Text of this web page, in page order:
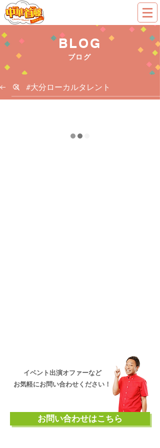
BLOG
ブログ
イベント出演オファーなど
お気軽にお問い合わせください！
お問い合わせはこちら